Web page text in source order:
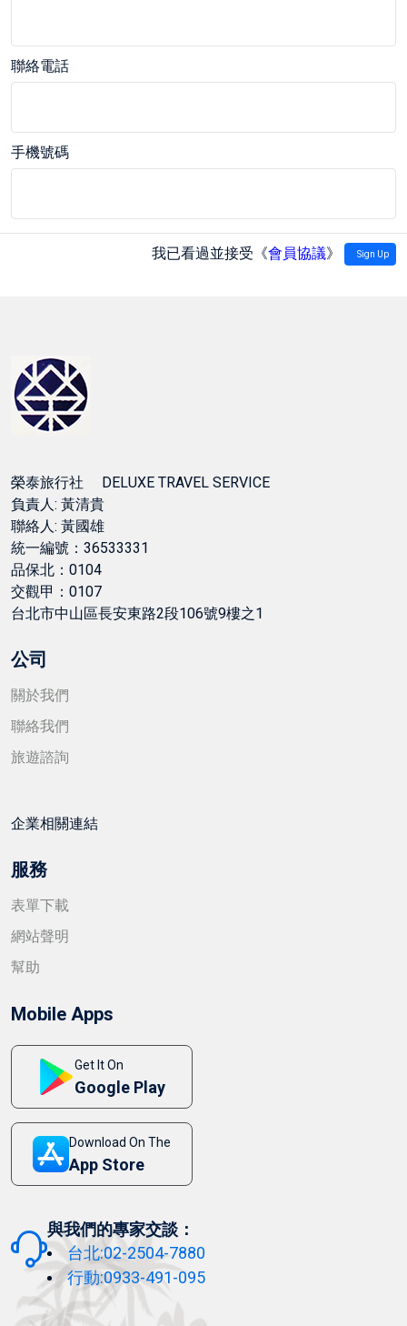
聯絡電話
手機號碼
我已看過並接受《會員協議》 Sign Up
榮泰旅行社 DELUXE TRAVEL SERVICE
負責人: 黃清貴
聯絡人: 黃國雄
統一編號：36533331
品保北：0104
交觀甲：0107
台北市中山區長安東路2段106號9樓之1
公司
關於我們
聯絡我們
旅遊諮詢
企業相關連結
服務
表單下載
網站聲明
幫助
Mobile Apps
Get It On
Google Play
Download On The
App Store
與我們的專家交談：
台北:02-2504-7880
行動:0933-491-095